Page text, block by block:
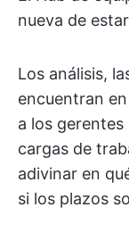
nueva de
Los análisis,
encuentran
a los
cargas de
adivinar en
si los plazos